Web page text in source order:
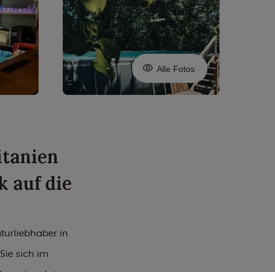
Alle Fotos
auf die
in
sich im